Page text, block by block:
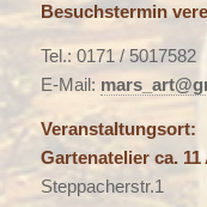
Besuchstermin
Tel.: 0171 / 5017582
E-Mail:
Veranstaltungsort:
Gartenatelier ca.
Steppacherstr.1